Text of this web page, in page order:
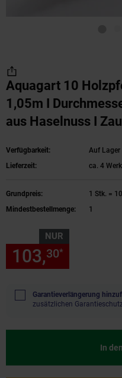
Aquagart 10
1,05m I
aus Haselnuss I
Verfügbarkeit:
Auf Lager
Lieferzeit:
ca. 4
Grundpreis:
1 Stk. =
Mindestbestellmenge:
1
NUR
103,30*
Garantieverlängerung
zusätzlichen
In